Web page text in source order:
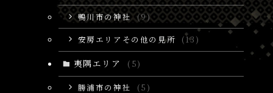
鴨川市の神社 (9)
安房エリアその他の見所
(13)
夷隅エリア (5)
勝浦市の神社 (5)